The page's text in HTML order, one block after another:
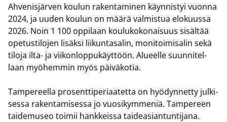
Ah­ve­nis­jär­ven kou­lun ra­ken­ta­mi­nen käyn­nis­tyi vuon­na
2024, ja uuden kou­lun on määrä val­mis­tua elo­kuus­sa
2026. Noin 1 100 op­pi­laan kou­lu­ko­ko­nai­suus si­säl­tää
ope­tus­ti­lo­jen li­säk­si lii­kun­ta­sa­lin, mo­ni­toi­mi­sa­lin sekä
ti­lo­ja ilta- ja vii­kon­lop­pu­käyt­töön. Alu­eel­le suun­ni­tel­
laan myö­hem­min myös päi­vä­ko­tia.
Tam­pe­reel­la pro­sent­ti­pe­ri­aa­tet­ta on hyö­dyn­net­ty jul­ki­
ses­sa ra­ken­ta­mi­ses­sa jo vuo­si­kym­me­niä. Tam­pe­reen
tai­de­museo toi­mii hank­keis­sa tai­de­asian­tun­ti­ja­na.